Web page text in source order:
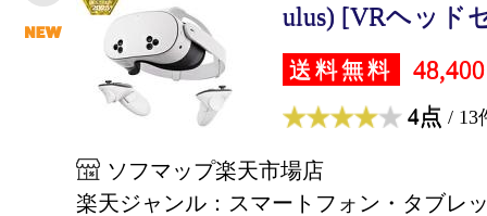
ulus) [VRヘッド
送料無料
4点 / 13
ソフマップ楽天市場店
楽天ジャンル：スマートフォン・タブレ